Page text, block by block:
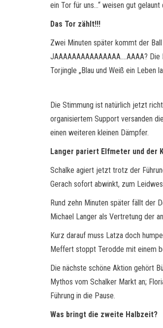
ein Tor für uns…“ weisen gut gelaunt
Das Tor zählt!!!
Zwei Minuten später kommt der
JAAAAAAAAAAAAAAA….AAAA?
Torjingle „Blau und Weiß ein Leben
Die Stimmung ist natürlich jetzt
organisiertem Support versanden
einen weiteren kleinen Dämpfer.
Langer pariert Elfmeter und der
Schalke agiert jetzt trotz der
Gerach sofort abwinkt, zum
Rund zehn Minuten später fällt der
Michael Langer als Vertretung der
Kurz darauf muss Latza doch
Meffert stoppt Terodde mit einem
Die nächste schöne Aktion gehört
Mythos vom Schalker Markt an;
Führung in die Pause.
Was bringt die zweite Halbzeit?